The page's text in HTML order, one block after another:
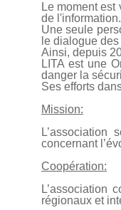
Le moment
de l'information.
Une seule
le dialogue
Ainsi, depuis
LITA est une
danger la
Ses efforts
Mission:
concernant
Coopération:
L’association
régionaux et